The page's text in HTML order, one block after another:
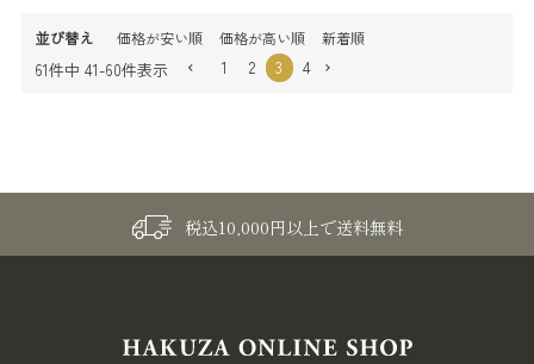
並び替え 価格が安い順 価格が高い順 新着順
61件中 41-60件表示 1 2 3 4
税込10,000円以上で送料無料